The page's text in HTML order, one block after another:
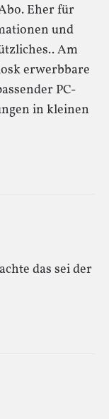
Eher für
und
Am
erwerbbare
PC-
in kleinen
das sei der